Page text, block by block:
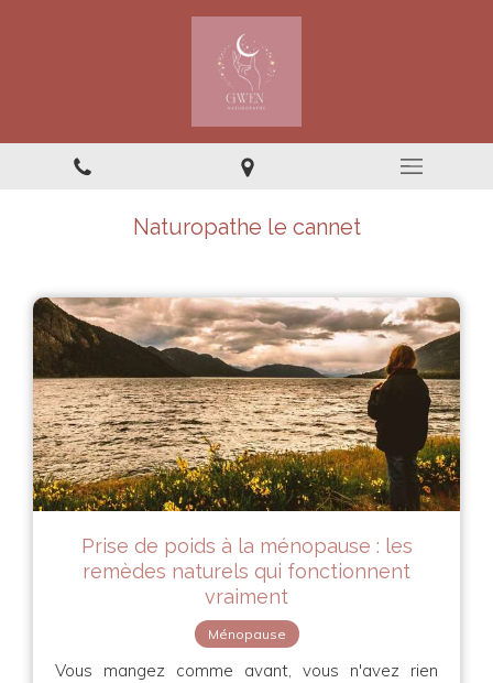
Naturopathe le cannet
Prise de poids à la ménopause : les
remèdes naturels qui fonctionnent
vraiment
Ménopause
Vous mangez comme avant, vous n'avez rien